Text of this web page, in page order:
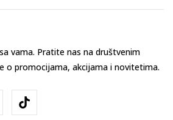
vama. Pratite nas na društvenim
o promocijama, akcijama i novitetima.